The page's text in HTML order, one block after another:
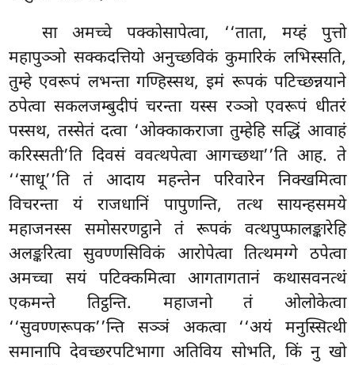
सा अमच्चे पक्कोसापेत्वा, ‘‘ताता, मय्हं पुत्तो
महापुञ्ञो सक्कदत्तियो अनुच्छविकं कुमारिकं लभिस्सति,
तुम्हे एवरूपं लभन्ता गण्हिस्सथ, इमं रूपकं पटिच्छन्नयाने
ठपेत्वा सकलजम्बुदीपं चरन्ता यस्स रञ्ञो एवरूपं धीतरं
पस्सथ, तस्सेतं दत्वा ‘ओक्काकराजा तुम्हेहि सद्धिं आवाहं
करिस्सती’ति दिवसं ववत्थपेत्वा आगच्छथा’’ति आह. ते
‘‘साधू’’ति तं आदाय महन्तेन परिवारेन निक्खमित्वा
विचरन्ता यं राजधानिं पापुणन्ति, तत्थ सायन्हसमये
महाजनस्स समोसरणट्ठाने तं रूपकं वत्थपुप्फालङ्कारेहि
अलङ्करित्वा सुवण्णसिविकं आरोपेत्वा तित्थमग्गे ठपेत्वा
अमच्चा सयं पटिक्कमित्वा आगतागतानं कथासवनत्थं
एकमन्ते तिट्ठन्ति. महाजनो तं ओलोकेत्वा
‘‘सुवण्णरूपक’’न्ति सञ्ञं अकत्वा ‘‘अयं मनुस्सित्थी
समानापि देवच्छरपटिभागा अतिविय सोभति, किं नु खो